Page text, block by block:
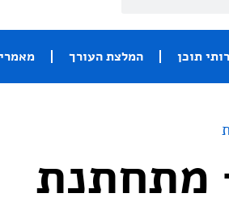
תוכן המלצת העורך
מתחתנת